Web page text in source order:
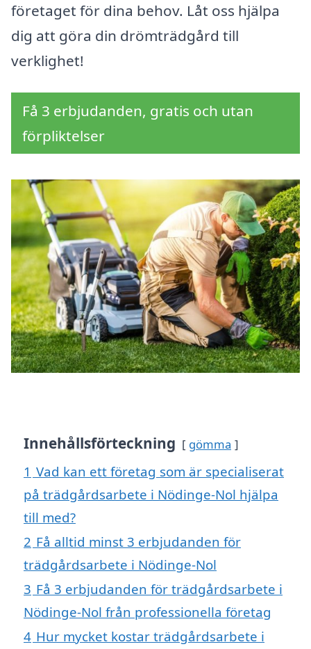
företaget för dina behov. Låt oss hjälpa
dig att göra din drömträdgård till
verklighet!
Få 3 erbjudanden, gratis och utan
förpliktelser
Innehållsförteckning gömma
1 Vad kan ett företag som är specialiserat
på trädgårdsarbete i Nödinge-Nol hjälpa
till med?
2 Få alltid minst 3 erbjudanden för
trädgårdsarbete i Nödinge-Nol
3 Få 3 erbjudanden för trädgårdsarbete i
Nödinge-Nol från professionella företag
4 Hur mycket kostar trädgårdsarbete i